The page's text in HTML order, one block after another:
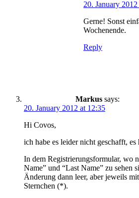
20. January
Gerne! Sonst
Wochenende.
Reply
Markus says:
20. January 2012 at 12:35
Hi Covos,
ich habe es leider nicht geschafft,
In dem Registrierungsformular, wo
Name” und “Last Name” zu sehen
Änderung dann leer, aber jeweils
Sternchen (*).